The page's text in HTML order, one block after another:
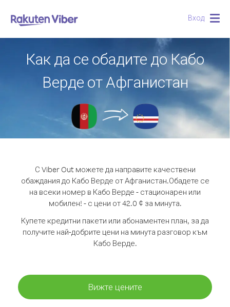
Вход
Как да се обадите до Кабо
Верде от Афганистан
С Viber Out можете да направите качествени
обаждания до Кабо Верде от Афганистан.Обадете се
на всеки номер в Кабо Верде - стационарен или
мобилен! - с цени от 42.0 ¢ за минута.
Купете кредитни пакети или абонаментен план, за да
получите най-добрите цени на минута разговор към
Кабо Верде.
Вижте цените